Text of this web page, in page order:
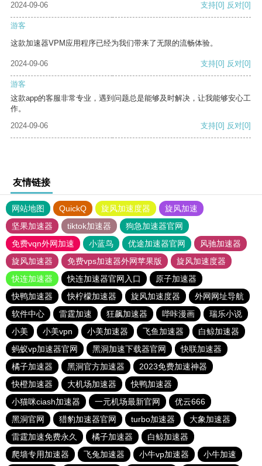
2024-09-06 支持[0] 反对[0]
游客
这款加速器VPM应用程序已经为我们带来了无限的流畅体验。
2024-09-06 支持[0] 反对[0]
游客
这款app的客服非常专业，遇到问题总是能够及时解决，让我能够安心工
作。
2024-09-06
支持[0] 反对[0]
友情链接
网站地图 QuickQ 旋风加速度器
旋风加速
坚果加速器
tiktok加速器
狗急加速器官网
免费vqn外网加速
小蓝鸟 优途加速器官网
风驰加速器
旋风加速器
免费vps加速器外网苹果版
旋风加速度器
快连加速器
快连加速器官网入口
原子加速器
快鸭加速器
快柠檬加速器 旋风加速度器
外网网址导航
软件中心
雷霆加速 狂飙加速器 哔咔漫画
瑞乐小说
小美
小美vpn 小美加速器 飞鱼加速器
白鲸加速器
蚂蚁vp加速器官网
黑洞加速下载器官网
快联加速器
橘子加速器
黑洞官方加速器
2023免费加速神器
快橙加速器
大机场加速器
快鸭加速器
小猫咪ciash加速器
一元机场最新官网
优云666
黑洞官网
猎豹加速器官网 turbo加速器
大象加速器
雷霆加速免费永久
橘子加速器
白鲸加速器
爬墙专用加速器
飞兔加速器 小牛vp加速器 小牛加速